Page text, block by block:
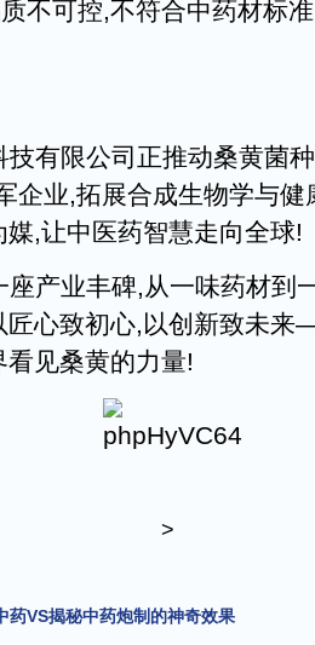
不可控,不符合中药材标
技有限公司正推动桑黄菌
企业,拓展合成生物学与健
,让中医药智慧走向全球!
座产业丰碑,从一味药材到
匠心致初心,以创新致未
见桑黄的力量!
>
药VS揭秘中药炮制的神奇效果